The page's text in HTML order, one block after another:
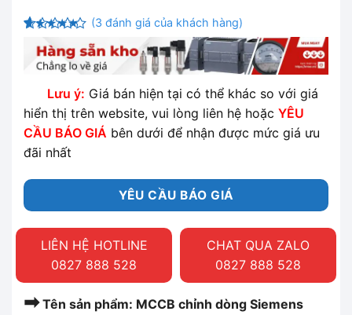
4.67trên
5 dựa trên
đánh giá
(3 đánh giá của khách hàng)
Lưu ý: Giá bán hiện tại có thể khác so với giá
hiển thị trên website, vui lòng liên hệ hoặc YÊU
CẦU BÁO GIÁ bên dưới để nhận được mức giá ưu
đãi nhất
YÊU CẦU BÁO GIÁ
LIÊN HỆ HOTLINE
0827 888 528
CHAT QUA ZALO
0827 888 528
➡Tên sản phẩm: MCCB chỉnh dòng Siemens